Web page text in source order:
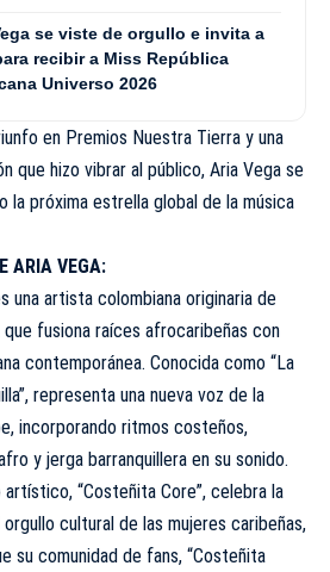
se viste de orgullo e invita a
recibir a Miss República
Universo 2026
en Premios Nuestra Tierra y una
que hizo vibrar al público, Aria Vega se
la próxima estrella global de la música
ARIA VEGA:
una artista colombiana originaria de
que fusiona raíces afrocaribeñas con
contemporánea. Conocida como “La
representa una nueva voz de la
incorporando ritmos costeños,
y jerga barranquillera en su sonido.
artístico, “Costeñita Core”, celebra la
cultural de las mujeres caribeñas,
su comunidad de fans, “Costeñita